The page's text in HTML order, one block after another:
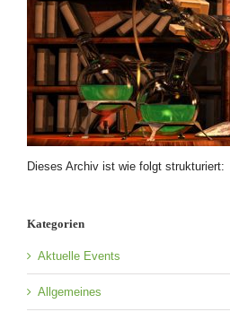
Dieses Archiv ist wie folgt strukturiert:
Kategorien
Aktuelle Events
Allgemeines